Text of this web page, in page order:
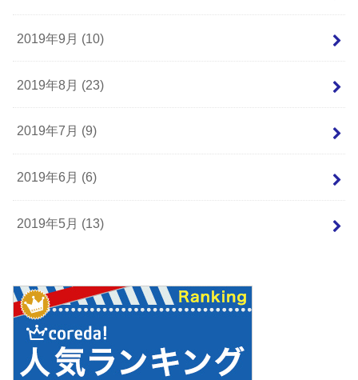
2019年9月 (10)
2019年8月 (23)
2019年7月 (9)
2019年6月 (6)
2019年5月 (13)